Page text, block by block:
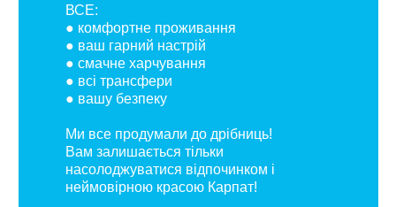
ВСЕ:
● комфортне проживання
● ваш гарний настрій
● смачне харчування
● всі трансфери
● вашу безпеку
Ми все продумали до дрібниць!
Вам залишається тільки
насолоджуватися відпочинком і
неймовірною красою Карпат!